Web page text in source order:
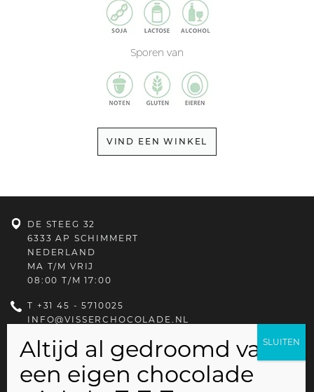
Sporen van
VIND EEN WINKEL
DE STEEG 32
6333 AP SCHIMMERT
NEDERLAND
MA T/M VRIJ
08:00 T/M 17:00
T +31 45 - 5710025
INFO@VISSERCHOCOLADE.NL